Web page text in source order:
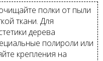
полки от пыли
ткани. Для
дерева
полироли или
крепления на